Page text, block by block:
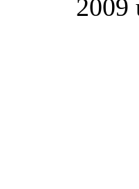
2009